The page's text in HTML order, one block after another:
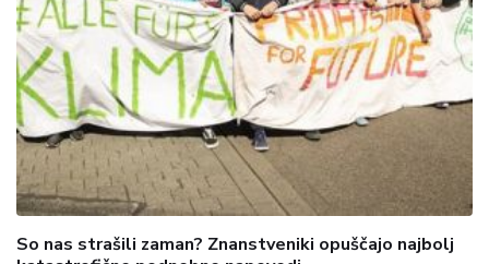
So nas strašili zaman? Znanstveniki opuščajo najbolj